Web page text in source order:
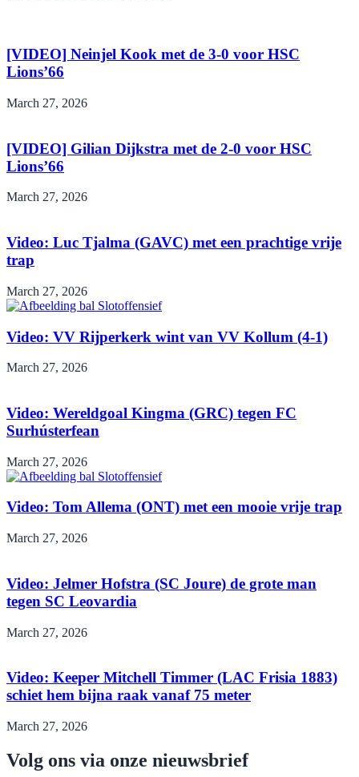
[VIDEO] Neinjel Kook met de 3-0 voor HSC
Lions’66
March 27, 2026
[VIDEO] Gilian Dijkstra met de 2-0 voor HSC
Lions’66
March 27, 2026
Video: Luc Tjalma (GAVC) met een prachtige vrije
trap
March 27, 2026
Video: VV Rijperkerk wint van VV Kollum (4-1)
March 27, 2026
Video: Wereldgoal Kingma (GRC) tegen FC
Surhústerfean
March 27, 2026
Video: Tom Allema (ONT) met een mooie vrije trap
March 27, 2026
Video: Jelmer Hofstra (SC Joure) de grote man
tegen SC Leovardia
March 27, 2026
Video: Keeper Mitchell Timmer (LAC Frisia 1883)
schiet hem bijna raak vanaf 75 meter
March 27, 2026
Volg ons via onze nieuwsbrief